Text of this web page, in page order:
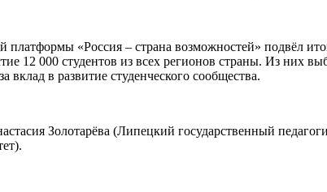
платформы «Россия – страна возможностей» подвёл
12 000 студентов из всех регионов страны. Из них
в развитие студенческого сообщества.
Золотарёва (Липецкий государственный